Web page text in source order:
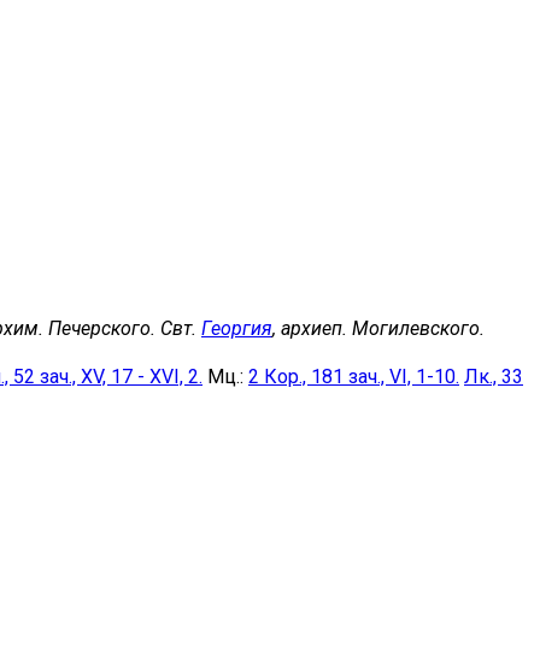
Печерского. Свт. Георгия, архиеп. Могилевского.
52 зач., XV, 17 - XVI, 2. Мц.: 2 Кор., 181 зач., VI, 1-10. Лк., 33